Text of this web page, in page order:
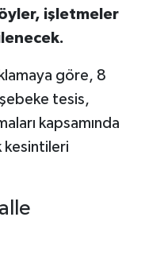
işletmeler
göre, 8
tesis,
kapsamında
kesintileri